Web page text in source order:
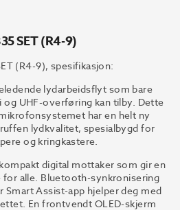
SET (R4-9)
(R4-9), spesifikasjon:
lydarbeidsflyt som bare
UHF-overføring kan tilby. Dette
har en helt ny
lydkvalitet, spesialbygd for
og kringkastere.
digital mottaker som gir en
alle. Bluetooth-synkronisering
Assist-app hjelper deg med
En frontvendt OLED-skjerm